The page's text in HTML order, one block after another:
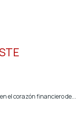
el corazón financiero de...